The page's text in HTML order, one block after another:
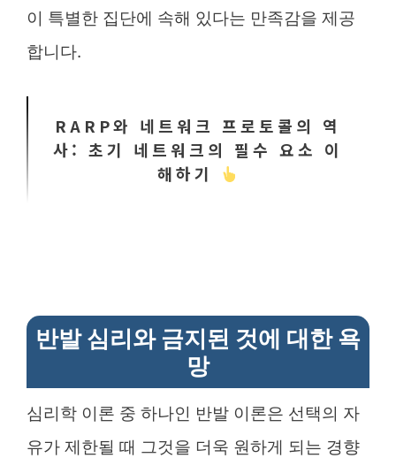
이 특별한 집단에 속해 있다는 만족감을 제공
합니다.
RARP와 네트워크 프로토콜의 역
사: 초기 네트워크의 필수 요소 이
해하기
반발 심리와 금지된 것에 대한 욕
망
심리학 이론 중 하나인 반발 이론은 선택의 자
유가 제한될 때 그것을 더욱 원하게 되는 경향